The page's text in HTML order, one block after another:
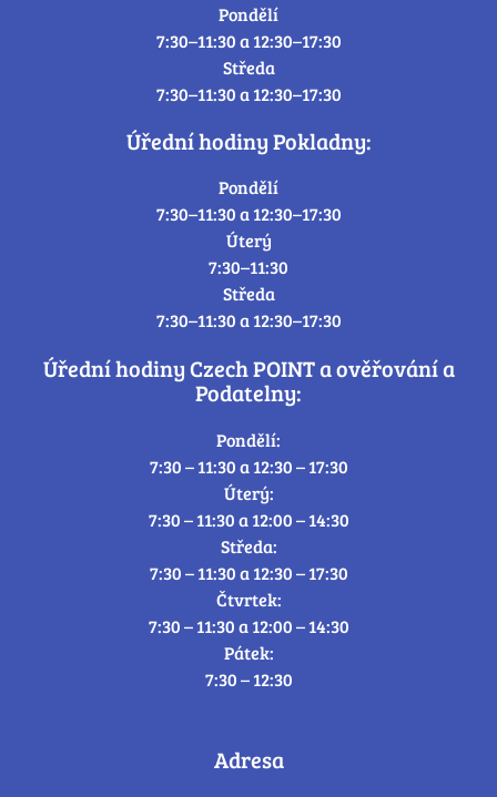
Pondělí
7:30–11:30 a 12:30–17:30
Středa
7:30–11:30 a 12:30–17:30
Úřední hodiny Pokladny:
Pondělí
7:30–11:30 a 12:30–17:30
Úterý
7:30–11:30
Středa
7:30–11:30 a 12:30–17:30
Úřední hodiny Czech POINT a ověřování a
Podatelny:
Pondělí:
7:30 – 11:30 a 12:30 – 17:30
Úterý:
7:30 – 11:30 a 12:00 – 14:30
Středa:
7:30 – 11:30 a 12:30 – 17:30
Čtvrtek:
7:30 – 11:30 a 12:00 – 14:30
Pátek:
7:30 – 12:30
Adresa